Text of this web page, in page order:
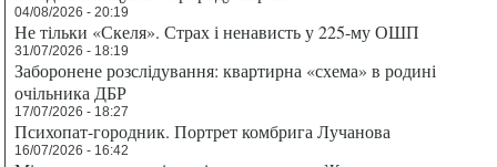
04/08/2026 - 20:19
Не тільки «Скеля». Страх і ненависть у 225-му ОШП
31/07/2026 - 18:19
Заборонене розслідування: квартирна «схема» в родині
очільника ДБР
17/07/2026 - 18:27
Психопат-городник. Портрет комбрига Лучанова
16/07/2026 - 16:42